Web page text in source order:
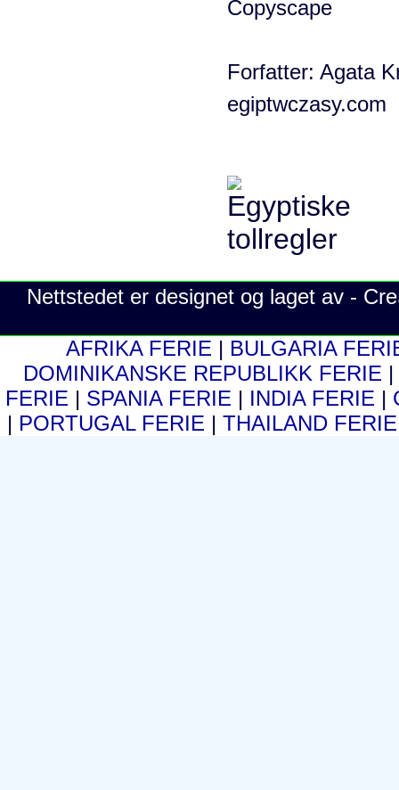
Forfatter: Agata
egiptwczasy.com
Nettstedet er designet og laget av -
AFRIKA FERIE | BULGARIA
DOMINIKANSKE REPUBLIKK FERIE
FERIE | SPANIA FERIE | INDIA FERIE |
| PORTUGAL FERIE |THAILAND